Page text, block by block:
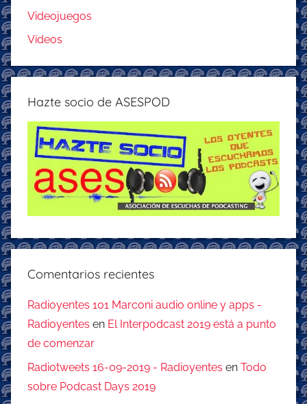
Videojuegos
Vídeos
Hazte socio de ASESPOD
Comentarios recientes
Radioyentes 101 Marconi audio online y apps -
Radioyentes en El Interpodcast 2019 está a punto
de comenzar
Radiotweets 16-09-2019 - Radioyentes en Todo
sobre Podcast Days 2019